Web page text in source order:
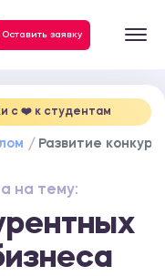
Оставить заявку
c ❤️ к студентам
Развитие
на тему: